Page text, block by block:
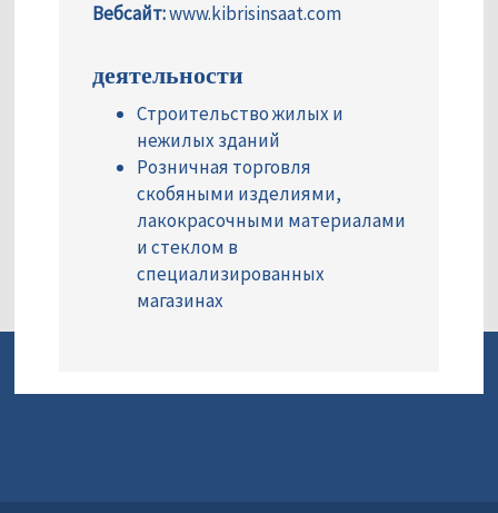
Вебсайт:www.kibrisinsaat.com
деятельности
Строительство жилых и
нежилых зданий
Розничная торговля
скобяными изделиями,
лакокрасочными материалами
и стеклом в
специализированных
магазинах